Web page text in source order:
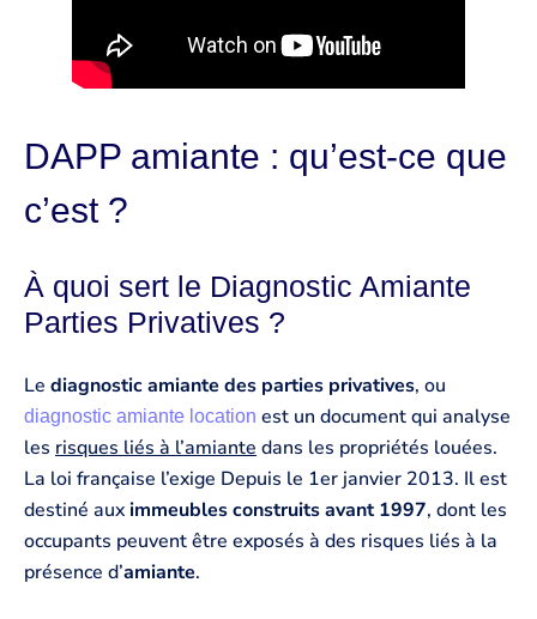
DAPP amiante : qu’est-ce que
c’est ?
À quoi sert le Diagnostic Amiante
Parties Privatives ?
Le diagnostic amiante des parties privatives, ou
diagnostic amiante location est un document qui analyse
les risques liés à l’amiante dans les propriétés louées.
La loi française l’exige Depuis le 1er janvier 2013. Il est
destiné auximmeubles construits avant 1997, dont les
occupants peuvent être exposés à des risques liés à la
présence d’amiante.